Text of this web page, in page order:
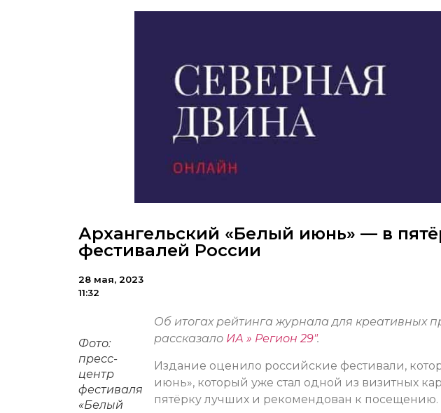
Архангельский «Белый июнь» — в
фестивалей России
28 мая, 2023
11:32
Фото:
пресс-
центр
фестиваля
«Белый
Об итогах рейтинга журнала для креативных
рассказало ИА » Регион 29″.
Издание оценило российские фестивали,
июнь», который уже стал одной из визитных
пятёрку лучших и рекомендован к посещению.